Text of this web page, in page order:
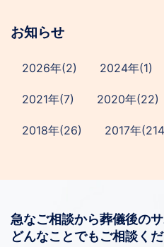
お知らせ
2026年(2) 2024年(1)
2021年(7) 2020年(22)
2018年(26) 2017年
急なご相談から葬儀後の
どんなことでもご相談く